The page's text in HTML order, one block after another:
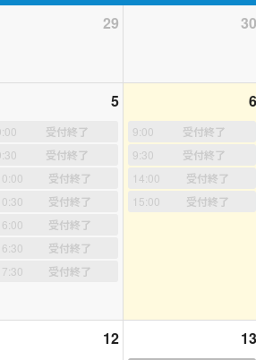
かけられましたが、
手の英語もほとんど理解できませんでした。
ら「高校生になったら英会話を習う！」と
校２年生の夏にはじめての海外へ！
ステイ
に出会い英語や文化を学び、
や取引先外国人のアテンドなどを経験。
29 30
5
受付終了
受付終了
受付終了
受付終了
受付終了
受付終了
受付終了
6
9:00 受付終了
9:30 受付終了
14:00 受付終了
15:00 受付終了
12 13